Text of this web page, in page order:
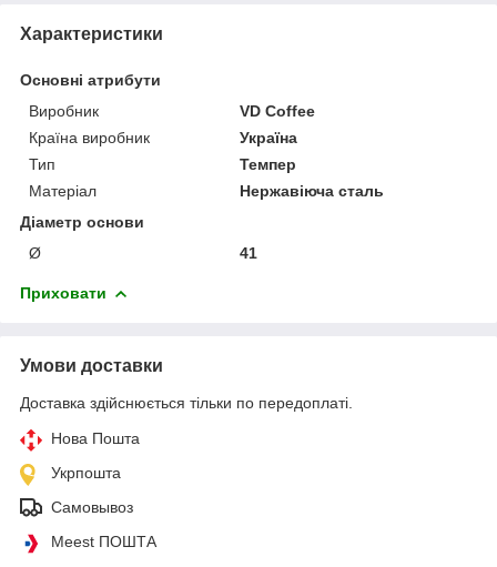
Характеристики
Основні атрибути
Виробник
VD Coffee
Країна виробник
Україна
Тип
Темпер
Матеріал
Нержавіюча сталь
Діаметр основи
Ø
41
Приховати
Умови доставки
Доставка здійснюється тільки по передоплаті.
Нова Пошта
Укрпошта
Самовывоз
Meest ПОШТА